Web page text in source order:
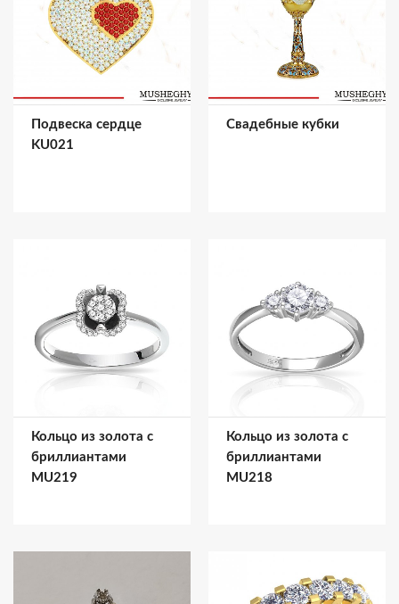
Подвеска сердце
KU021
Свадебные кубки
Кольцо из золота с
бриллиантами
MU219
Кольцо из золота с
бриллиантами
MU218